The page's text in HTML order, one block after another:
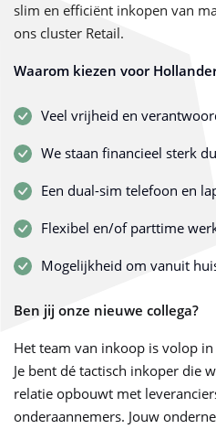
slim en efficiënt inkopen van
ons cluster Retail.
Waarom kiezen voor
Veel vrijheid en
We staan financieel sterk
Een dual-sim telefoon en
Flexibel en/of parttime
Mogelijkheid om vanuit
Ben jij onze nieuwe collega?
Het team van inkoop is volop
Je bent dé tactisch inkoper die
relatie opbouwt met
onderaannemers. Jouw